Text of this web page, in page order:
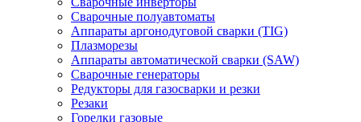
Сварочные полуавтоматы
Аппараты аргонодуговой сварки (TIG)
Плазморезы
Аппараты автоматической сварки (SAW)
Сварочные генераторы
Редукторы для газосварки и резки
Резаки
Горелки газовые